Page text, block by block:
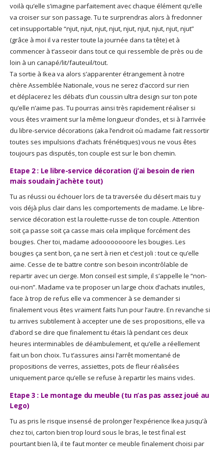
voilà qu’elle s’imagine parfaitement avec chaque élément qu’elle
va croiser sur son passage. Tu te surprendras alors à fredonner
cet insupportable “njut, njut, njut, njut, njut, njut, njut, njut, njut”
(grâce à moi il va rester toute la journée dans ta tête) et à
commencer à t’asseoir dans tout ce qui ressemble de près ou de
loin à un canapé/lit/fauteuil/tout.
Ta sortie à Ikea va alors s’apparenter étrangement à notre
chère Assemblée Nationale, vous ne serez d’accord sur rien
et déplacerez les débats d’un coussin ultra design sur ton pote
qu’elle n’aime pas. Tu pourras ainsi très rapidement réaliser si
vous êtes vraiment sur la même longueur d’ondes, et si à l’arrivée
du libre-service décorations (aka l’endroit où madame fait ressortir
toutes ses impulsions d’achats frénétiques) vous ne vous êtes
toujours pas disputés, ton couple est sur le bon chemin.
Etape 2 : Le libre-service décoration (j’ai besoin de rien
mais soudain j’achète tout)
Tu as réussi ou échouer lors de ta traversée du désert mais tu y
vois déjà plus clair dans les comportements de madame. Le libre-
service décoration est la roulette-russe de ton couple. Attention
soit ça passe soit ça casse mais cela implique forcément des
bougies. Cher toi, madame adoooooooore les bougies. Les
bougies ça sent bon, ça ne sert à rien et c’est joli : tout ce qu’elle
aime. Cesse de te battre contre son besoin incontrôlable de
repartir avec un cierge. Mon conseil est simple, il s’appelle le “non-
oui-non”. Madame va te proposer un large choix d’achats inutiles,
face à trop de refus elle va commencer à se demander si
finalement vous êtes vraiment faits l’un pour l’autre. En revanche si
tu arrives subtilement à accepter une de ses propositions, elle va
d’abord se dire que finalement tu étais là pendant ces deux
heures interminables de déambulement, et qu’elle a réellement
fait un bon choix. Tu t’assures ainsi l’arrêt momentané de
propositions de verres, assiettes, pots de fleur réalisées
uniquement parce qu’elle se refuse à repartir les mains vides.
Etape 3 : Le montage du meuble (tu n’as pas assez joué au
Lego)
Tu as pris le risque insensé de prolonger l’expérience Ikea jusqu’à
chez toi, carton bien trop lourd sous le bras, le test final est
pourtant bien là, il te faut monter ce meuble finalement choisi par